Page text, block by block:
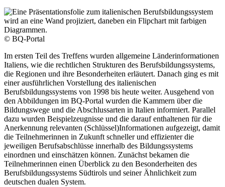
© BQ-Portal
Im ersten Teil des Treffens wurden allgemeine Länderinformationen
Italiens, wie die rechtlichen Strukturen des Berufsbildungssystems,
die Regionen und ihre Besonderheiten erläutert. Danach ging es mit
einer ausführlichen Vorstellung des italienischen
Berufsbildungssystems von 1998 bis heute weiter. Ausgehend von
den Abbildungen im BQ-Portal wurden die Kammern über die
Bildungswege und die Abschlussarten in Italien informiert. Parallel
dazu wurden Beispielzeugnisse und die darauf enthaltenen für die
Anerkennung relevanten (Schlüssel)Informationen aufgezeigt, damit
die Teilnehmerinnen in Zukunft schneller und effizienter die
jeweiligen Berufsabschlüsse innerhalb des Bildungssystems
einordnen und einschätzen können. Zunächst bekamen die
Teilnehmerinnen einen Überblick zu den Besonderheiten des
Berufsbildungssystems Südtirols und seiner Ähnlichkeit zum
deutschen dualen System.